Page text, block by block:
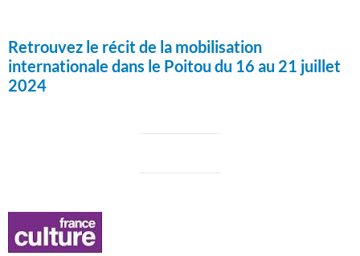
Retrouvez le récit de la mobilisation
internationale dans le Poitou du 16 au 21 juillet
2024